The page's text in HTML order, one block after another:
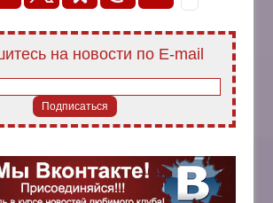
на новости по E-mail